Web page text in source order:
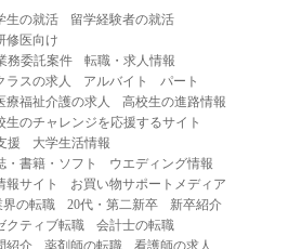
、または自己以外の情報を登録す
して本サービスを利用する行為
の著作権等の知的財産権、プライ
侵害する行為
を誹謗中傷する行為
に不利益を与える行為
生の就活
留学経験者の就活
修医向け
務委託案件
転職・求人情報
ラスの求人 アルバイト
パート
療福祉介護の求人
高校生の進路情報
生のチャレンジを応援するサイト
援
大学生活情報
・書籍・ソフト
ウエディング情報
報サイト
お買い物サポートメディア
界の転職 20代・第二新卒
新卒紹介
クティブ転職
会計士の転職
紹介 薬剤師の転職
看護師の求人